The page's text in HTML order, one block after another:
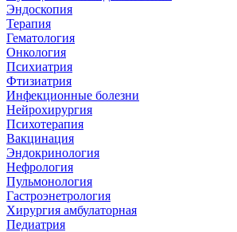
Эндоскопия
Терапия
Гематология
Онкология
Психиатрия
Фтизиатрия
Инфекционные болезни
Нейрохирургия
Психотерапия
Вакцинация
Эндокринология
Нефрология
Пульмонология
Гастроэнетрология
Хирургия амбулаторная
Педиатрия